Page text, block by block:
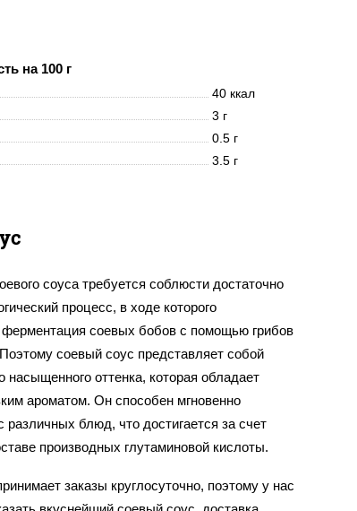
на 100 г
40 ккал
3 г
0.5 г
3.5 г
соуса требуется соблюсти достаточно
процесс, в ходе которого
соевых бобов с помощью грибов
соевый соус представляет собой
насыщенного оттенка, которая обладает
ароматом. Он способен мгновенно
различных блюд, что достигается за счет
производных глутаминовой кислоты.
заказы круглосуточно, поэтому у нас